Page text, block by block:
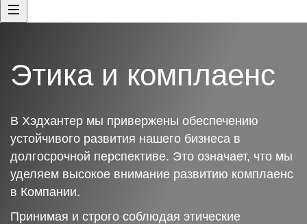
Этика и комплаенс
В Хэдхантер мы привержены обеспечению
устойчивого развития нашего бизнеса в
долгосрочной перспективе. Это означает, что мы
уделяем высокое внимание развитию комплаенс
в Компании.
Принимая и строго соблюдая этические